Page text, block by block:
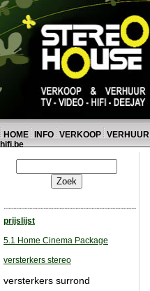
HOME INFO VERKOOP VERHUUR
hifi.be
prijslijst
5.1 Home Cinema Package
versterkers stereo
versterkers surrond